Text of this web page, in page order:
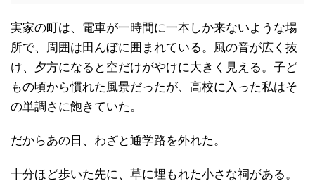
実家の町は、電車が一時間に一本しか来ないような場
所で、周囲は田んぼに囲まれている。風の音が広く抜
け、夕方になると空だけがやけに大きく見える。子ど
もの頃から慣れた風景だったが、高校に入った私はそ
の単調さに飽きていた。
だからあの日、わざと通学路を外れた。
十分ほど歩いた先に、草に埋もれた小さな祠がある。